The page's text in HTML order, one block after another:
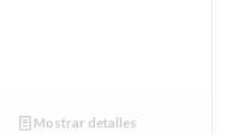
Mostrar detalles